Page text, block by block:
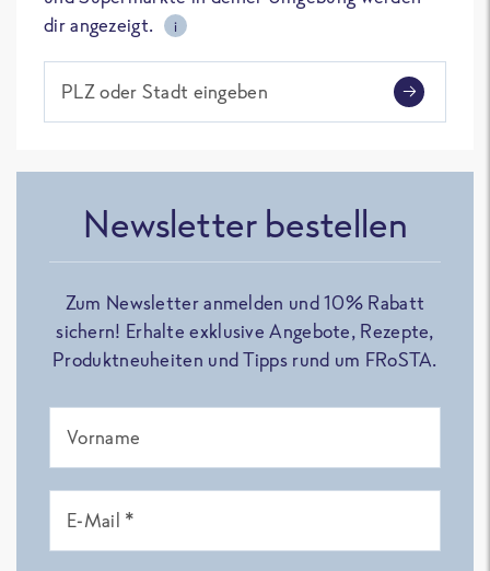
dir angezeigt.
i
PLZ oder Stadt eingeben
Newsletter bestellen
Zum Newsletter anmelden und 10% Rabatt
sichern! Erhalte exklusive Angebote, Rezepte,
Produktneuheiten und Tipps rund um FRoSTA.
Vorname
E-Mail *